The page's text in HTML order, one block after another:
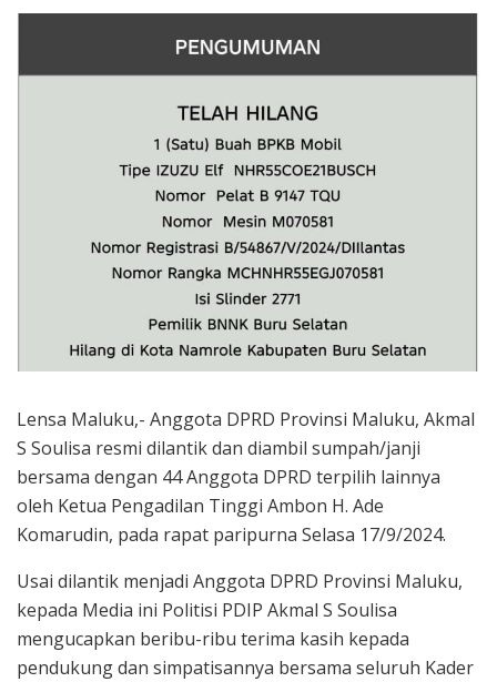
Lensa Maluku,- Anggota DPRD Provinsi Maluku, Akmal
S Soulisa resmi dilantik dan diambil sumpah/janji
bersama dengan 44 Anggota DPRD terpilih lainnya
oleh Ketua Pengadilan Tinggi Ambon H. Ade
Komarudin, pada rapat paripurna Selasa 17/9/2024.
Usai dilantik menjadi Anggota DPRD Provinsi Maluku,
kepada Media ini Politisi PDIP Akmal S Soulisa
mengucapkan beribu-ribu terima kasih kepada
pendukung dan simpatisannya bersama seluruh Kader